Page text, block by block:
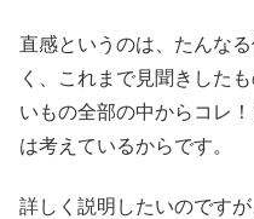
直感というのは、たんな
く、これまで見聞きした
いもの全部の中からコレ
は考えているからです。
詳しく説明したいのです